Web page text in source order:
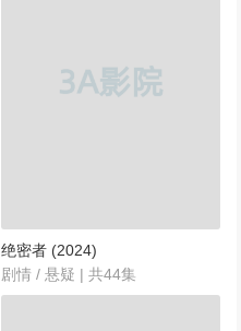
绝密者 (2024)
剧情 / 悬疑 | 共44集